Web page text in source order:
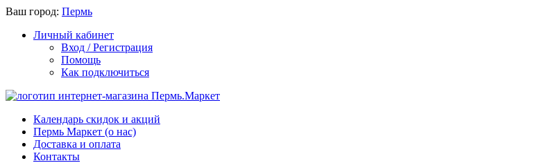
Ваш город: Пермь
Личный кабинет
Вход / Регистрация
Помощь
Как подключиться
Календарь скидок и акций
Пермь Маркет (о нас)
Доставка и оплата
Контакты